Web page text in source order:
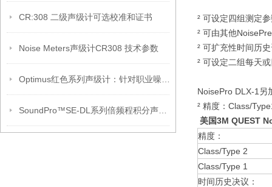
CR:308 二级声级计可选校准和证书
Noise Meters声级计CR308 技术参数
² 可设定四组测定
² 可由其他
² 可扩充性时间历
² 可设定二组每天
NoisePro DLX-1另
² 精度：Class/
美国3M QUEST
精度：
Class/Type 2
Class/Type 1
时间历史决议：